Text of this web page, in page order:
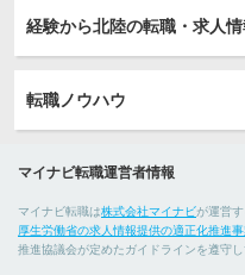
経験から北陸の転職・求人
転職ノウハウ
マイナビ転職運営者情報
マイナビ転職は株式会社マイナビが運営
厚生労働省の求人情報提供の適正化推進
推進協議会が定めたガイドラインを遵守し